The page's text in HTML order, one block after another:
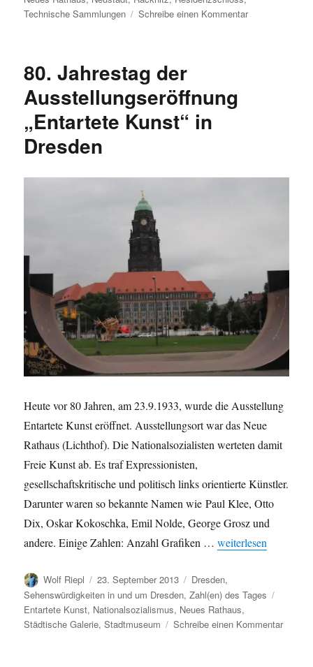
Technische Sammlungen
Schreibe einen Kommentarzu
und
80. Jahrestag der
Ausstellungseröffnung
„Entartete Kunst“ in
Dresden
Heute vor 80 Jahren, am 23.9.1933, wurde die Ausstellung
Entartete Kunst eröffnet. Ausstellungsort war das Neue
Rathaus (Lichthof). Die Nationalsozialisten werteten damit
Freie Kunst ab. Es traf Expressionisten,
gesellschaftskritische und politisch links orientierte Künstler.
Darunter waren so bekannte Namen wie Paul Klee, Otto
Dix, Oskar Kokoschka, Emil Nolde, George Grosz und
andere. Einige Zahlen: Anzahl Grafiken …„80. Jahrestag der
weiterlesen
Autor
Wolf Riepl
Veröffentlicht
am
23. September 2013 Kategorien
Dresden,
Sehenswürdigkeiten in und um Dresden,Zahl(en) des Tages
Entartete Kunst, Nationalsozialismus, Neues Rathaus,
Städtische Galerie,Stadtmuseum Schreibe einen Kommentarzu